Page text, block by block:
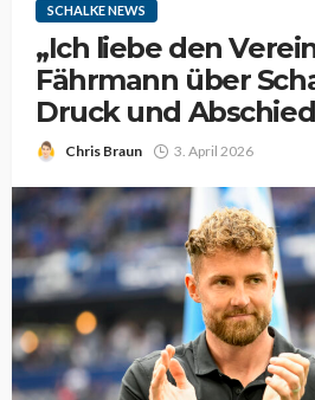
SCHALKE NEWS
„Ich liebe den
Fährmann über
Druck und Abschied
Chris Braun 3. April 2026